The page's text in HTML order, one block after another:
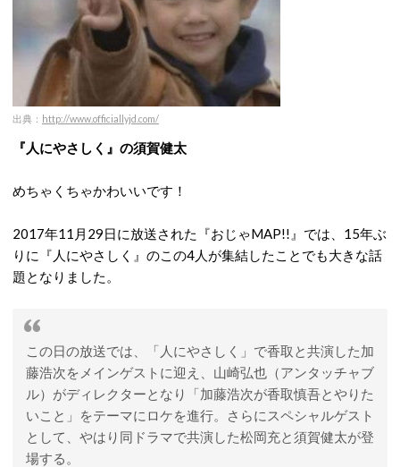
出典 ： http://www.officiallyjd.com/
『人にやさしく』の須賀健太
めちゃくちゃかわいいです！
2017年11月29日に放送された『おじゃMAP!!』では、15年ぶ
りに『人にやさしく』のこの4人が集結したことでも大きな話
題となりました。
この日の放送では、「人にやさしく」で香取と共演した加
藤浩次をメインゲストに迎え、山崎弘也（アンタッチャブ
ル）がディレクターとなり「加藤浩次が香取慎吾とやりた
いこと」をテーマにロケを進行。さらにスペシャルゲスト
として、やはり同ドラマで共演した松岡充と須賀健太が登
場する。